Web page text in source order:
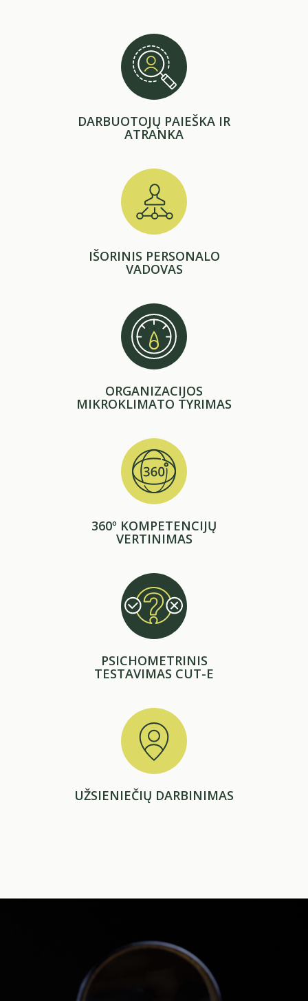
DARBUOTOJŲ PAIEŠKA IR
ATRANKA
IŠORINIS PERSONALO
VADOVAS
ORGANIZACIJOS
MIKROKLIMATO TYRIMAS
360º KOMPETENCIJŲ
VERTINIMAS
PSICHOMETRINIS
TESTAVIMAS CUT-E
UŽSIENIEČIŲ DARBINIMAS